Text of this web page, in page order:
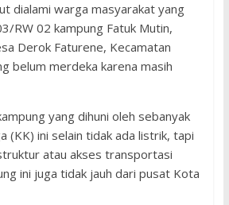
dialami warga masyarakat yang
RW 02 kampung Fatuk Mutin,
Derok Faturene, Kecamatan
belum merdeka karena masih
yang dihuni oleh sebanyak
(KK) ini selain tidak ada listrik, tapi
atau akses transportasi
ini juga tidak jauh dari pusat Kota